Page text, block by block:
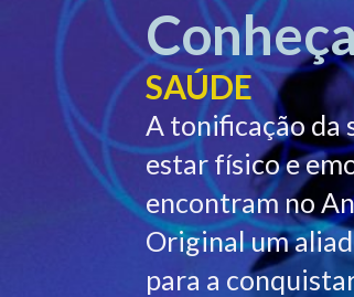
SAÚDE
A tonificação da
estar físico e
encontram no
Original um
para a